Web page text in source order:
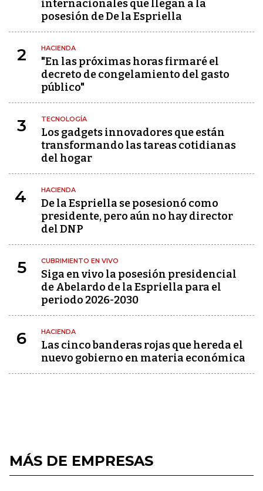
internacionales que llegan a la
posesión de De la Espriella
2 HACIENDA
"En las próximas horas firmaré el
decreto de congelamiento del gasto
público"
3 TECNOLOGÍA
Los gadgets innovadores que están
transformando las tareas cotidianas
del hogar
4 HACIENDA
De la Espriella se posesionó como
presidente, pero aún no hay director
del DNP
5 CUBRIMIENTO EN VIVO
Siga en vivo la posesión presidencial
de Abelardo de la Espriella para el
periodo 2026-2030
6 HACIENDA
Las cinco banderas rojas que hereda el
nuevo gobierno en materia económica
MÁS DE EMPRESAS